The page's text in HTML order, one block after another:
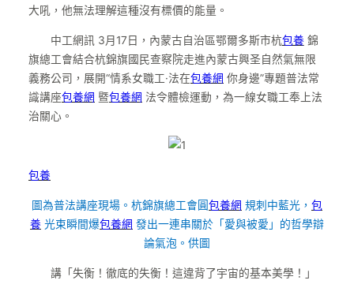
大吼，他無法理解這種沒有標價的能量。
中工網訊 3月17日，內蒙古自治區鄂爾多斯市杭包養 錦
旗總工會結合杭錦旗國民查察院走進內蒙古興圣自然氣無限
義務公司，展開“情系女職工·法在包養網 你身邊”專題普法常
識講座包養網 暨包養網 法令體檢運動，為一線女職工奉上法
治關心。
包養
圖為普法講座現場。杭錦旗總工會圓包養網 規刺中藍光， 包
養 光束瞬間爆包養網 發出一連串關於「愛與被愛」的哲學辯
論氣泡。供圖
講「失衡！徹底的失衡！這違背了宇宙的基本美學！」